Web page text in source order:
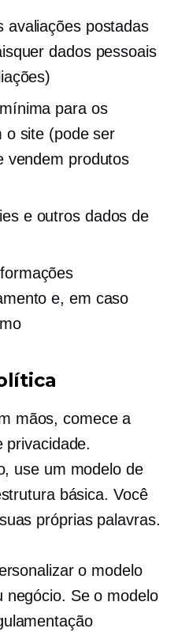
avaliações postadas
dados pessoais
para os
o site (pode ser
vendem produtos
e outros dados de
e, em caso
mãos, comece a
privacidade.
use um modelo de
básica. Você
próprias palavras.
o modelo
negócio. Se o modelo